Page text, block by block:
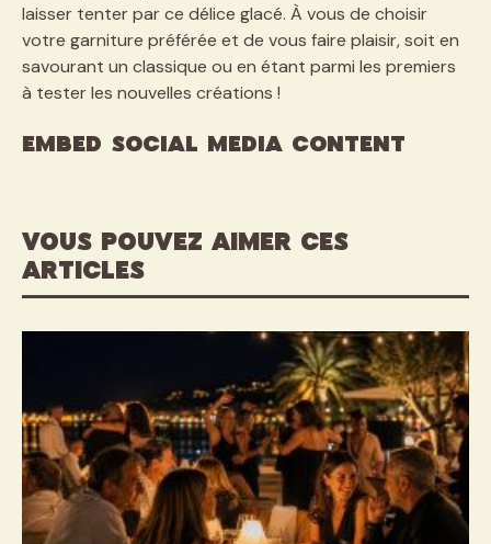
laisser tenter par ce délice glacé. À vous de choisir
votre garniture préférée et de vous faire plaisir, soit en
savourant un classique ou en étant parmi les premiers
à tester les nouvelles créations !
Embed social media content
VOUS POUVEZ AIMER CES
ARTICLES